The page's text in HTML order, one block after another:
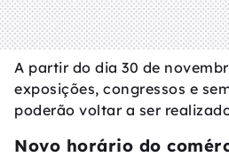
A partir do dia 30 de
exposições, congressos e
poderão voltar a ser
Novo horário do